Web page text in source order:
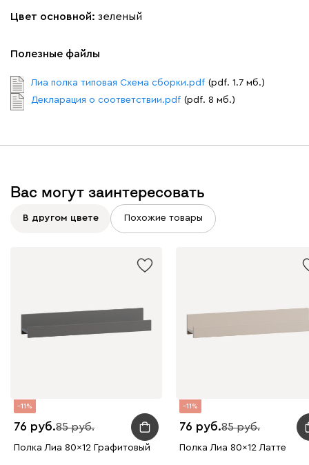
Цвет основной: зеленый
Полезные файлы
Лиа полка типовая Схема сборки.pdf (pdf. 1.7 мб.)
Декларация о соответствии.pdf (pdf. 8 мб.)
Вас могут заинтересовать
В другом цвете Похожие товары
11
76 85
Полка Лиа 80x12 Графитовый
11
76 85
Полка Лиа 80x12 Латте